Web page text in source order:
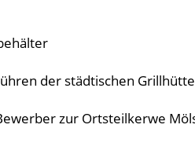
der städtischen
zur Ortsteilkerwe